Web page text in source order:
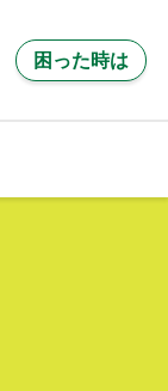
困った時は